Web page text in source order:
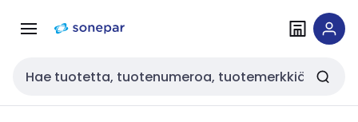
navigointiinsisältöön
Haku